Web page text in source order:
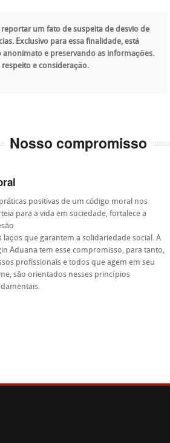
um fato de suspeita de desvio de
Exclusivo para essa finalidade, está
e preservando as informações.
e consideração.
Nosso compromisso
positivas de um código moral nos
para a vida em sociedade, fortalece a
laços que garantem a solidariedade social. A
Aduana tem esse compromisso, para tanto,
profissionais e todos que agem em seu
são orientados nesses princípios